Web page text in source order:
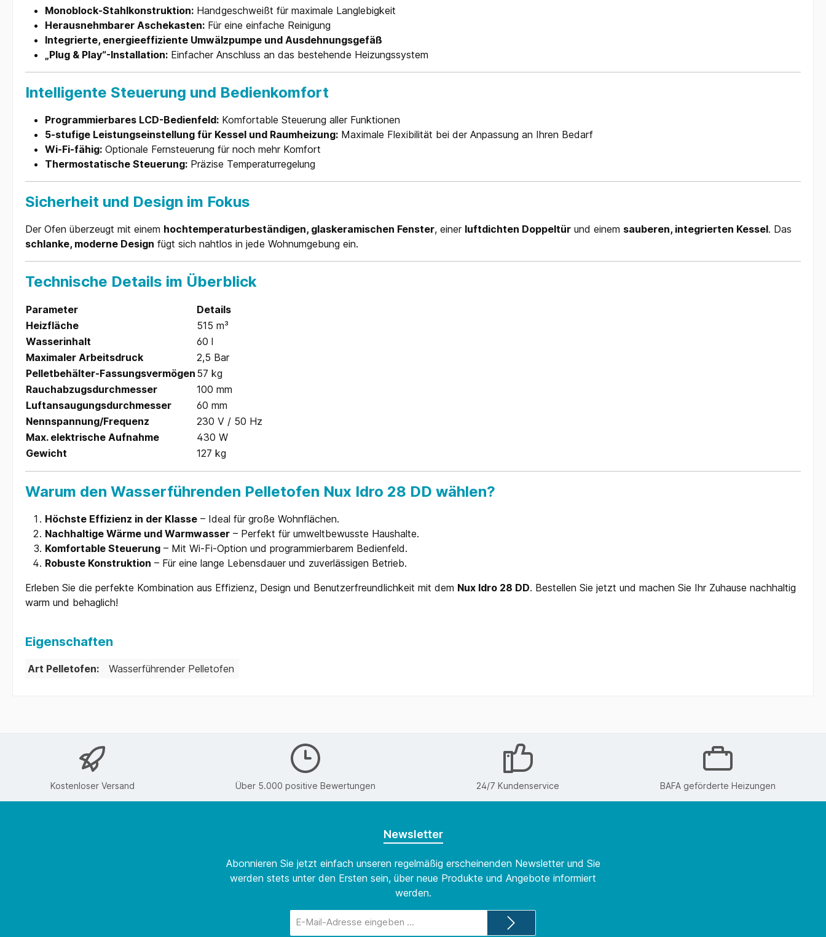
Monoblock-Stahlkonstruktion: Handgeschweißt für maximale Langlebigkeit
Herausnehmbarer Aschekasten: Für eine einfache Reinigung
Integrierte, energieeffiziente Umwälzpumpe und Ausdehnungsgefäß
„Plug & Play“-Installation: Einfacher Anschluss an das bestehende Heizungssystem
Intelligente Steuerung und Bedienkomfort
Programmierbares LCD-Bedienfeld: Komfortable Steuerung aller Funktionen
5-stufige Leistungseinstellung für Kessel und Raumheizung: Maximale Flexibilität bei der Anpassung an Ihren Bedarf
Wi-Fi-fähig: Optionale Fernsteuerung für noch mehr Komfort
Thermostatische Steuerung: Präzise Temperaturregelung
Sicherheit und Design im Fokus
Der Ofen überzeugt mit einem hochtemperaturbeständigen, glaskeramischen Fenster, einer luftdichten Doppeltür und einem sauberen, integrierten Kessel. Das
schlanke, moderne Design fügt sich nahtlos in jede Wohnumgebung ein.
Technische Details im Überblick
Parameter
Details
Heizfläche
515 m³
Wasserinhalt
60 l
Maximaler Arbeitsdruck
2,5 Bar
Pelletbehälter-Fassungsvermögen 57 kg
Rauchabzugsdurchmesser
100 mm
Luftansaugungsdurchmesser
60 mm
Nennspannung/Frequenz
230 V / 50 Hz
Max. elektrische Aufnahme
430 W
Gewicht
127 kg
Warum den Wasserführenden Pelletofen Nux Idro 28 DD wählen?
Höchste Effizienz in der Klasse – Ideal für große Wohnflächen.
Nachhaltige Wärme und Warmwasser – Perfekt für umweltbewusste Haushalte.
Komfortable Steuerung – Mit Wi-Fi-Option und programmierbarem Bedienfeld.
Robuste Konstruktion – Für eine lange Lebensdauer und zuverlässigen Betrieb.
Erleben Sie die perfekte Kombination aus Effizienz, Design und Benutzerfreundlichkeit mit dem Nux Idro 28 DD. Bestellen Sie jetzt und machen Sie Ihr Zuhause nachhaltig
warm und behaglich!
Eigenschaften
Art Pelletofen: Wasserführender Pelletofen
Kostenloser Versand Über 5.000 positive Bewertungen 24/7 Kundenservice BAFA geförderte Heizungen
Newsletter
Abonnieren Sie jetzt einfach unseren regelmäßig erscheinenden Newsletter und Sie
werden stets unter den Ersten sein, über neue Produkte und Angebote informiert
werden.
Mail-